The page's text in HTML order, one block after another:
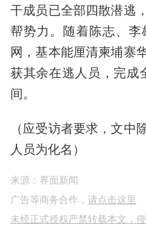
干成员已全部四散潜逃
帮势力。随着陈志、
网，基本能厘清柬埔寨
获其余在逃人员，完成
间。
（应受访者要求，文中
人员为化名）
来源：界面新闻
广告等商务合作， 请点击这里
未经正式授权严禁转载本文，侵